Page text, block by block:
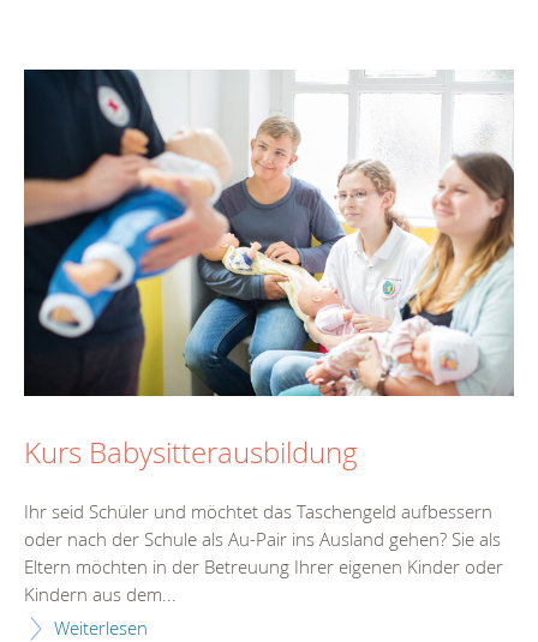
Kurs Babysitterausbildung
Ihr seid Schüler und möchtet das Taschengeld aufbessern
oder nach der Schule als Au-Pair ins Ausland gehen? Sie als
Eltern möchten in der Betreuung Ihrer eigenen Kinder oder
Kindern aus dem...
Weiterlesen